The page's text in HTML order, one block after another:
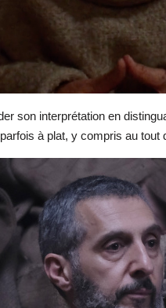
son interprétation en
à plat, y compris au